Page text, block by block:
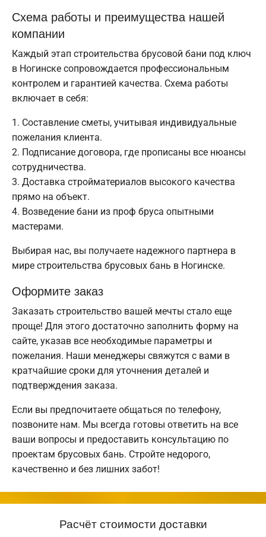
Схема работы и преимущества нашей
компании
Каждый этап строительства брусовой бани под ключ
в Ногинске сопровождается профессиональным
контролем и гарантией качества. Схема работы
включает в себя:
Составление сметы, учитывая индивидуальные
пожелания клиента.
Подписание договора, где прописаны все нюансы
сотрудничества.
Доставка стройматериалов высокого качества
прямо на объект.
Возведение бани из проф бруса опытными
мастерами.
Выбирая нас, вы получаете надежного партнера в
мире строительства брусовых бань в Ногинске.
Оформите заказ
Заказать строительство вашей мечты стало еще
проще! Для этого достаточно заполнить форму на
сайте, указав все необходимые параметры и
пожелания. Наши менеджеры свяжутся с вами в
кратчайшие сроки для уточнения деталей и
подтверждения заказа.
Если вы предпочитаете общаться по телефону,
позвоните нам. Мы всегда готовы ответить на все
ваши вопросы и предоставить консультацию по
проектам брусовых бань. Стройте недорого,
качественно и без лишних забот!
Расчёт стоимости доставки